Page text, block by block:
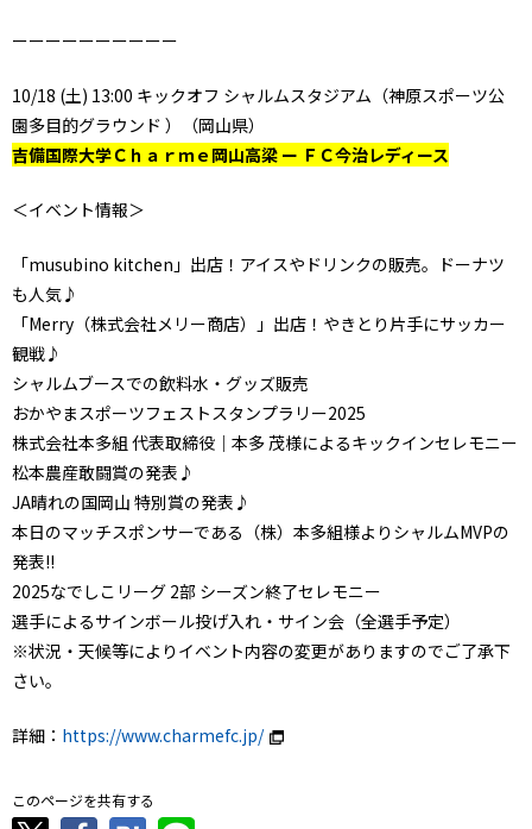
ーーーーーーーーーー
10/18 (土) 13:00 キックオフ シャルムスタジアム（神原スポーツ公
園多目的グラウンド ）（岡山県）
吉備国際大学Ｃｈａｒｍｅ岡山高梁 ー ＦＣ今治レディース
＜イベント情報＞
「musubino kitchen」出店！アイスやドリンクの販売。ドーナツ
も人気♪
「Merry（株式会社メリー商店）」出店！やきとり片手にサッカー
観戦♪
シャルムブースでの飲料水・グッズ販売
おかやまスポーツフェストスタンプラリー2025
株式会社本多組 代表取締役｜本多 茂様によるキックインセレモニー
松本農産敢闘賞の発表♪
JA晴れの国岡山 特別賞の発表♪
本日のマッチスポンサーである（株）本多組様よりシャルムMVPの
発表!!
2025なでしこリーグ 2部 シーズン終了セレモニー
選手によるサインボール投げ入れ・サイン会（全選手予定）
※状況・天候等によりイベント内容の変更がありますのでご了承下
さい。
詳細： https://www.charmefc.jp/
このページを共有する